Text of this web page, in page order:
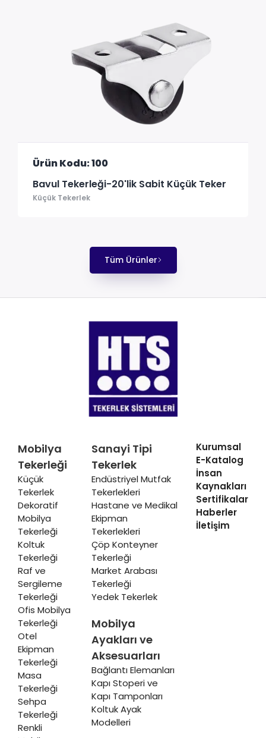
Ürün Kodu: 100
Bavul Tekerleği-20'lik Sabit Küçük Teker
Küçük Tekerlek
Tüm Ürünler
Mobilya
Tekerleği
Küçük
Tekerlek
Dekoratif
Mobilya
Tekerleği
Koltuk
Tekerleği
Raf ve
Sergileme
Tekerleği
Ofis Mobilya
Tekerleği
Otel
Ekipman
Tekerleği
Masa
Tekerleği
Sehpa
Tekerleği
Renkli
Sanayi Tipi
Tekerlek
Endüstriyel Mutfak
Tekerlekleri
Hastane ve Medikal
Ekipman
Tekerlekleri
Çöp Konteyner
Tekerleği
Market Arabası
Tekerleği
Yedek Tekerlek
Mobilya
Ayakları ve
Aksesuarları
Bağlantı Elemanları
Kapı Stoperi ve
Kapı Tamponları
Koltuk Ayak
Modelleri
Kurumsal
E-Katalog
İnsan
Kaynakları
Sertifikalar
Haberler
İletişim